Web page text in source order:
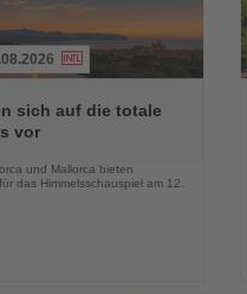
sich auf die totale
vor
und Mallorca bieten
das Himmelsschauspiel am 12.